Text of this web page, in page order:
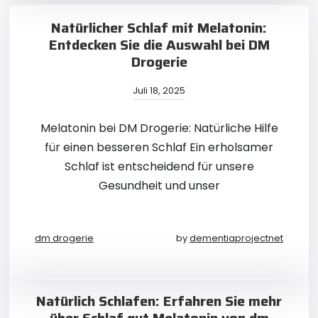
Natürlicher Schlaf mit Melatonin:
Entdecken Sie die Auswahl bei DM
Drogerie
Juli 18, 2025
Melatonin bei DM Drogerie: Natürliche Hilfe
für einen besseren Schlaf Ein erholsamer
Schlaf ist entscheidend für unsere
Gesundheit und unser
dm drogerie bydementiaprojectnet
Natürlich Schlafen: Erfahren Sie mehr